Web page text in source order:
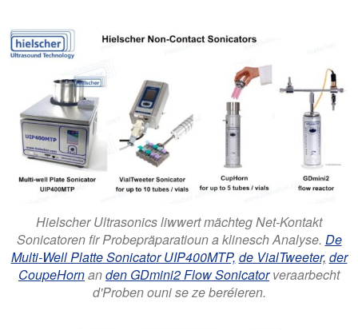
Hielscher Ultrasonics liwwert mächteg Net-Kontakt
Sonicatoren fir Probepräparatioun a klinesch Analyse. De
Multi-Well Platte Sonicator UIP400MTP, de VialTweeter, der
CoupeHornanden GDmini2 Flow Sonicatorveraarbecht
d'Proben ouni se ze beréieren.